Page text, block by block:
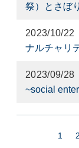
祭）とさぼ
2023/10/22
ナルチャリ
2023/09/28
~social
1 2